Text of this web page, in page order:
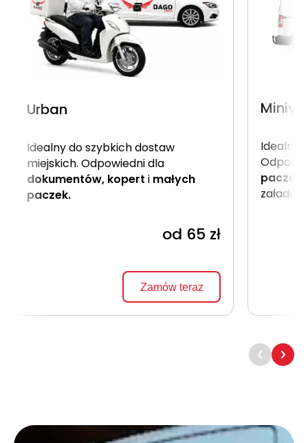
Urban
Idealny do szybkich dostaw
miejskich. Odpowiedni dla
dokumentów, kopert i małych
paczek.
od 65 zł
Zamów teraz
Idealny
paczek